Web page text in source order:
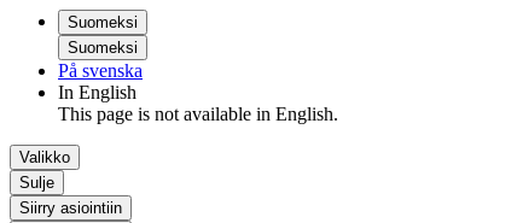
Suomeksi
Suomeksi
På svenska
In English
This page is not available in English.
Valikko
Sulje
Siirry asiointiin